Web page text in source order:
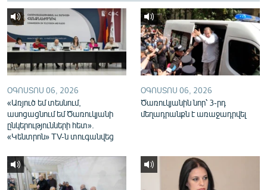
English
Русский
ՀԵՏԵՎԵՔ ՄԵԶ
ՕԳՈՍՏՈՍ 06, 2026
«Առյուծ եմ տեսնում,
ասոցացնում եմ Ծառուկյանի
ընկերությունների հետ».
«Կենտրոն» TV-ն տուգանվեց
ՕԳՈՍՏՈՍ 06, 2026
Ծառուկյանին նոր՝ 3-րդ
մեղադրանքն է առաջադրվել